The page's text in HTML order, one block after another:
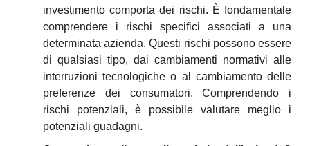
investimento comporta dei rischi. È fondamentale
comprendere i rischi specifici associati a una
determinata azienda. Questi rischi possono essere
di qualsiasi tipo, dai cambiamenti normativi alle
interruzioni tecnologiche o al cambiamento delle
preferenze dei consumatori. Comprendendo i
rischi potenziali, è possibile valutare meglio i
potenziali guadagni.